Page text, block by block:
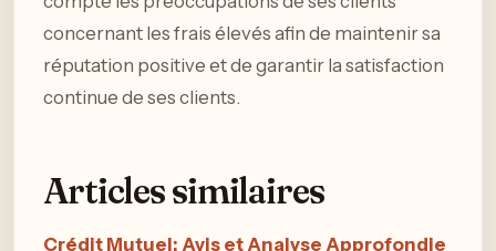
concernant les frais élevés afin de maintenir sa
réputation positive et de garantir la satisfaction
continue de ses clients.
Articles similaires
Crédit Mutuel: Avis et Analyse Approfondie